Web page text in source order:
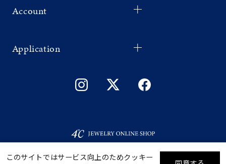
Account
Application
このサイトではサービス向上のためクッキー